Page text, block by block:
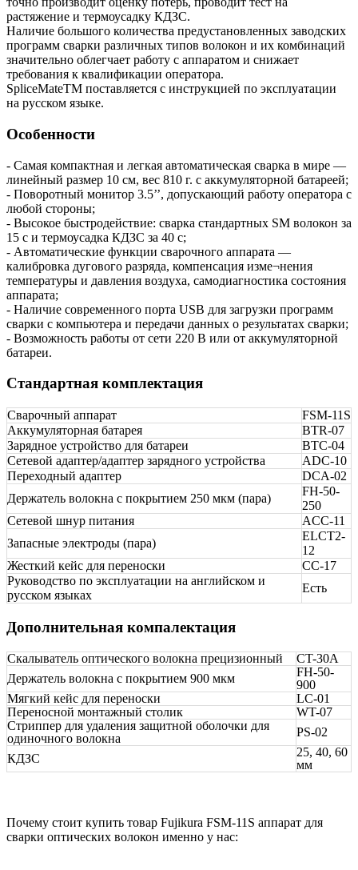
растяжение и термоусадку КДЗС.
Наличие большого количества предустановленных заводских
программ сварки различных типов волокон и их комбинаций
значительно облегчает работу с аппаратом и снижает
требования к квалификации оператора.
SpliceMateТМ поставляется с инструкцией по эксплуатации
на русском языке.
Особенности
- Самая компактная и легкая автоматическая сварка в мире —
линейный размер 10 см, вес 810 г. с аккумуляторной батареей;
- Поворотный монитор 3.5’’, допускающий работу оператора с
любой стороны;
- Высокое быстродействие: сварка стандартных SM волокон за
15 с и термоусадка КДЗС за 40 с;
- Автоматические функции сварочного аппарата —
калибровка дугового разряда, компенсация изме¬нения
температуры и давления воздуха, самодиагностика состояния
аппарата;
- Наличие современного порта USB для загрузки программ
сварки с компьютера и передачи данных о результатах сварки;
- Возможность работы от сети 220 В или от аккумуляторной
батареи.
Стандартная комплектация
Сварочный аппарат
FSM-11S
Аккумуляторная батарея
BTR-07
Зарядное устройство для батареи
BTC-04
Сетевой адаптер/адаптер зарядного устройства
ADC-10
Переходный адаптер
DCA-02
Держатель волокна с покрытием 250 мкм (пара)
FH-50-
250
Сетевой шнур питания
ACC-11
Запасные электроды (пара)
ELCT2-
12
Жесткий кейс для переноски
CC-17
Руководство по эксплуатации на английском и
русском языках
Есть
Дополнительная компалектация
Скалыватель оптического волокна прецизионный
CT-30А
Держатель волокна с покрытием 900 мкм
FH-50-
900
Мягкий кейс для переноски
LC-01
Переносной монтажный столик
WT-07
Стриппер для удаления защитной оболочки для
одиночного волокна
PS-02
КДЗС
25, 40, 60
мм
Почему стоит купить товар Fujikura FSM-11S аппарат для
сварки оптических волокон именно у нас: